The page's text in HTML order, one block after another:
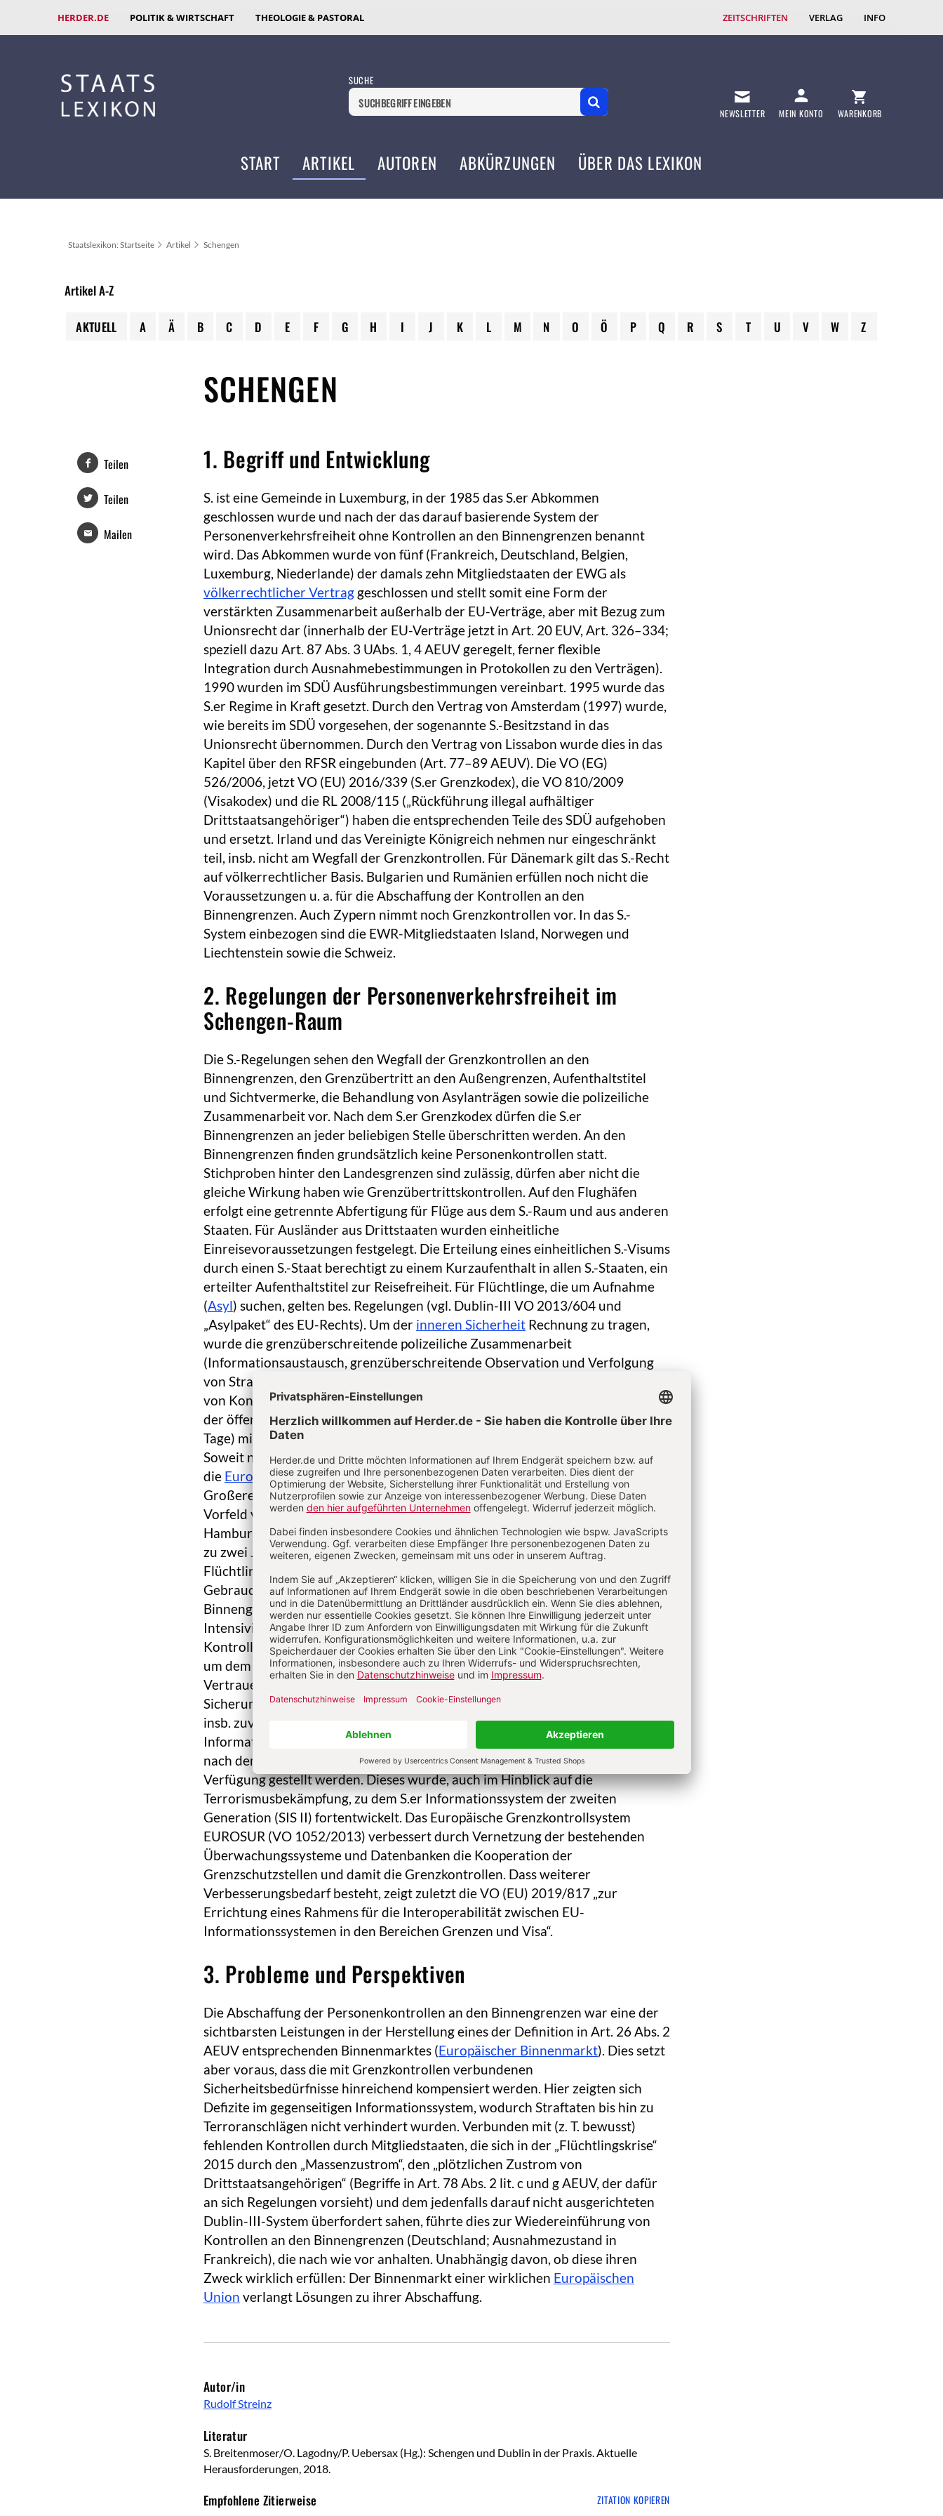
HERDER.DE POLITIK & WIRTSCHAFT THEOLOGIE & PASTORAL ZEITSCHRIFTEN VERLAG INFO
SUCHE
NEWSLETTER MEIN KONTO WARENKORB
START ARTIKEL AUTOREN ABKÜRZUNGEN ÜBER DAS LEXIKON
Staatslexikon: Startseite Artikel Schengen
Artikel A-Z
AKTUELL A Ä B C D E F G H I J K L M N O Ö P Q R S T U V W Z
SCHENGEN
1. Begriff und Entwicklung
S. ist eine Gemeinde in Luxemburg, in der 1985 das S.er Abkommen
geschlossen wurde und nach der das darauf basierende System der
Personenverkehrsfreiheit ohne Kontrollen an den Binnengrenzen benannt
wird. Das Abkommen wurde von fünf (Frankreich, Deutschland, Belgien,
Luxemburg, Niederlande) der damals zehn Mitgliedstaaten der EWG als
völkerrechtlicher Vertraggeschlossen und stellt somit eine Form der
verstärkten Zusammenarbeit außerhalb der EU-Verträge, aber mit Bezug zum
Unionsrecht dar (innerhalb der EU-Verträge jetzt in Art. 20 EUV, Art. 326–334;
speziell dazu Art. 87 Abs. 3 UAbs. 1, 4 AEUV geregelt, ferner flexible
Integration durch Ausnahmebestimmungen in Protokollen zu den Verträgen).
1990 wurden im SDÜ Ausführungsbestimmungen vereinbart. 1995 wurde das
S.er Regime in Kraft gesetzt. Durch den Vertrag von Amsterdam (1997) wurde,
wie bereits im SDÜ vorgesehen, der sogenannte S.-Besitzstand in das
Unionsrecht übernommen. Durch den Vertrag von Lissabon wurde dies in das
Kapitel über den RFSR eingebunden (Art. 77–89 AEUV). Die VO (EG)
526/2006, jetzt VO (EU) 2016/339 (S.er Grenzkodex), die VO 810/2009
(Visakodex) und die RL 2008/115 („Rückführung illegal aufhältiger
Drittstaatsangehöriger“) haben die entsprechenden Teile des SDÜ aufgehoben
und ersetzt. Irland und das Vereinigte Königreich nehmen nur eingeschränkt
teil, insb. nicht am Wegfall der Grenzkontrollen. Für Dänemark gilt das S.-Recht
auf völkerrechtlicher Basis. Bulgarien und Rumänien erfüllen noch nicht die
Voraussetzungen u. a. für die Abschaffung der Kontrollen an den
Binnengrenzen. Auch Zypern nimmt noch Grenzkontrollen vor. In das S.-
System einbezogen sind die EWR-Mitgliedstaaten Island, Norwegen und
Liechtenstein sowie die Schweiz.
2. Regelungen der Personenverkehrsfreiheit im
Schengen-Raum
Die S.-Regelungen sehen den Wegfall der Grenzkontrollen an den
Binnengrenzen, den Grenzübertritt an den Außengrenzen, Aufenthaltstitel
und Sichtvermerke, die Behandlung von Asylanträgen sowie die polizeiliche
Zusammenarbeit vor. Nach dem S.er Grenzkodex dürfen die S.er
Binnengrenzen an jeder beliebigen Stelle überschritten werden. An den
Binnengrenzen finden grundsätzlich keine Personenkontrollen statt.
Stichproben hinter den Landesgrenzen sind zulässig, dürfen aber nicht die
gleiche Wirkung haben wie Grenzübertrittskontrollen. Auf den Flughäfen
erfolgt eine getrennte Abfertigung für Flüge aus dem S.-Raum und aus anderen
Staaten. Für Ausländer aus Drittstaaten wurden einheitliche
Einreisevoraussetzungen festgelegt. Die Erteilung eines einheitlichen S.-Visums
durch einen S.-Staat berechtigt zu einem Kurzaufenthalt in allen S.-Staaten, ein
erteilter Aufenthaltstitel zur Reisefreiheit. Für Flüchtlinge, die um Aufnahme
(Asyl) suchen, gelten bes. Regelungen (vgl. Dublin-III VO 2013/604 und
„Asylpaket“ des EU-Rechts). Um der inneren SicherheitRechnung zu tragen,
wurde die grenzüberschreitende polizeiliche Zusammenarbeit
(Informationsaustausch, grenzüberschreitende Observation und Verfolgung
von Straftätern – sogenannte Nacheile) intensiviert. Die Wiedereinführung
von Kontrollen an den Binnengrenzen ist bei schwerwiegenden Bedrohungen
der öffentlichen Ordnung oder der inneren Sicherheit vorübergehend (30
Tage) mit jeweiligen Verlängerungen bis zu maximal sechs Monaten zulässig.
Soweit nicht sofortiges Handeln geboten ist, sind die anderen S.-Staaten und
die Europäische Kommissionzuvor zu informieren. Dies erfolgte bei
Großereignissen wie Fußball-Europa- oder Weltmeisterschaften oder im
Vorfeld von G8- bzw. G7- oder G20- Gipfeln (Genua, Heiligendamm, Elmau,
Hamburg). Bei außergewöhnlichen Umständen sind Grenzkontrollen von bis
zu zwei Jahren möglich. Davon wurde von Deutschland wegen des
Flüchtlingszustroms und von Frankreich wegen der Terroranschläge 2015
Gebrauch gemacht. Um das mit der Abschaffung der Kontrollen an den
Binnengrenzen verbundene Sicherheitsdefizit auszugleichen, ist neben der
Intensivierung der polizeilichen Zusammenarbeit eine entsprechende
Kontrolle an den S.-Außengrenzen erforderlich. Diese muss zuverlässig sein,
um dem mit dem Verzicht auf Eigenkontrollen verbundenen gegenseitigen
Vertrauen zu entsprechen. Dies erfordert eine hinreichende Ausstattung (zur
Sicherung der Außengrenzen im Zusammenwirken mit FRONTEX:
insb. zuverlässige gegenseitige Informationen. Dem soll das S.er
Informationssystem (SIS) dienen, in welchem Informationen nach Personen,
nach denen polizeilich gefahndet wird, automatisiert grenzüberschreitend zur
Verfügung gestellt werden. Dieses wurde, auch im Hinblick auf die
Terrorismusbekämpfung, zu dem S.er Informationssystem der zweiten
Generation (SIS II) fortentwickelt. Das Europäische Grenzkontrollsystem
EUROSUR (VO 1052/2013) verbessert durch Vernetzung der bestehenden
Überwachungssysteme und Datenbanken die Kooperation der
Grenzschutzstellen und damit die Grenzkontrollen. Dass weiterer
Verbesserungsbedarf besteht, zeigt zuletzt die VO (EU) 2019/817 „zur
Errichtung eines Rahmens für die Interoperabilität zwischen EU-
Informationssystemen in den Bereichen Grenzen und Visa“.
3. Probleme und Perspektiven
Die Abschaffung der Personenkontrollen an den Binnengrenzen war eine der
sichtbarsten Leistungen in der Herstellung eines der Definition in Art. 26 Abs. 2
AEUV entsprechenden Binnenmarktes (Europäischer Binnenmarkt). Dies setzt
aber voraus, dass die mit Grenzkontrollen verbundenen
Sicherheitsbedürfnisse hinreichend kompensiert werden. Hier zeigten sich
Defizite im gegenseitigen Informationssystem, wodurch Straftaten bis hin zu
Terroranschlägen nicht verhindert wurden. Verbunden mit (z. T. bewusst)
fehlenden Kontrollen durch Mitgliedstaaten, die sich in der „Flüchtlingskrise“
2015 durch den „Massenzustrom“, den „plötzlichen Zustrom von
Drittstaatsangehörigen“ (Begriffe in Art. 78 Abs. 2 lit. c und g AEUV, der dafür
an sich Regelungen vorsieht) und dem jedenfalls darauf nicht ausgerichteten
Dublin-III-System überfordert sahen, führte dies zur Wiedereinführung von
Kontrollen an den Binnengrenzen (Deutschland; Ausnahmezustand in
Frankreich), die nach wie vor anhalten. Unabhängig davon, ob diese ihren
Zweck wirklich erfüllen: Der Binnenmarkt einer wirklichen Europäischen
Union verlangt Lösungen zu ihrer Abschaffung.
Autor/in
Rudolf Streinz
Literatur
S. Breitenmoser/O. Lagodny/P. Uebersax (Hg.): Schengen und Dublin in der Praxis. Aktuelle
Herausforderungen, 2018.
Empfohlene Zitierweise ZITATION KOPIEREN
Teilen
Teilen
Mailen